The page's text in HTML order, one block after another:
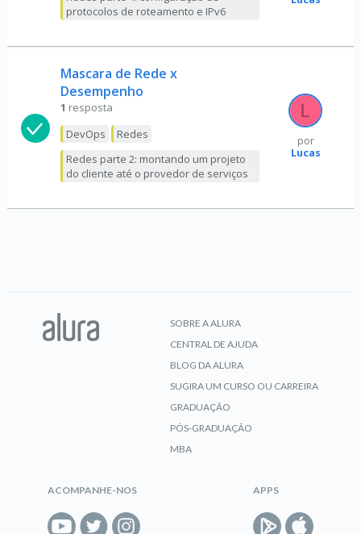
protocolos de roteamento e IPv6
Mascara de Rede x
Desempenho
1 resposta
DevOps
Redes
Redes parte 2: montando um projeto
do cliente até o provedor de serviços
por
Lucas
SOBRE A ALURA
CENTRAL DE AJUDA
BLOG DA ALURA
SUGIRA UM CURSO OU CARREIRA
GRADUAÇÃO
PÓS-GRADUAÇÃO
MBA
ACOMPANHE-NOS APPS